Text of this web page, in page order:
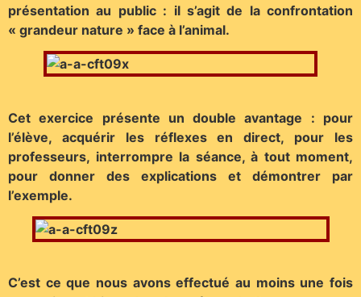
présentation au public : il s’agit de la confrontation
« grandeur nature » face à l’animal.
Cet exercice présente un double avantage : pour
l’élève, acquérir les réflexes en direct, pour les
professeurs, interrompre la séance, à tout moment,
pour donner des explications et démontrer par
l’exemple.
C’est ce que nous avons effectué au moins une fois